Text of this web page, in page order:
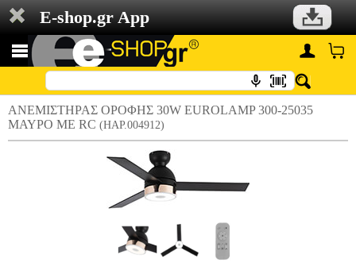
E-shop.gr App
ΑΝΕΜΙΣΤΗΡΑΣ ΟΡΟΦΗΣ 30W EUROLAMP 300-25035
ΜΑΥΡΟ ΜΕ RC (HAP.004912)